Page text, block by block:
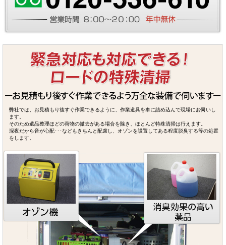
弊社では、お見積もり後すぐ作業できるように、作業道具を車に詰め込んで現場にお伺いし
ます。
そのため遺品整理ほどの荷物の撤去がある場合を除き、ほとんど特殊清掃は行えます。
深夜だから音が心配･･･などもきちんと配慮し、オゾンを設置してある程度脱臭する等の処置
をします。